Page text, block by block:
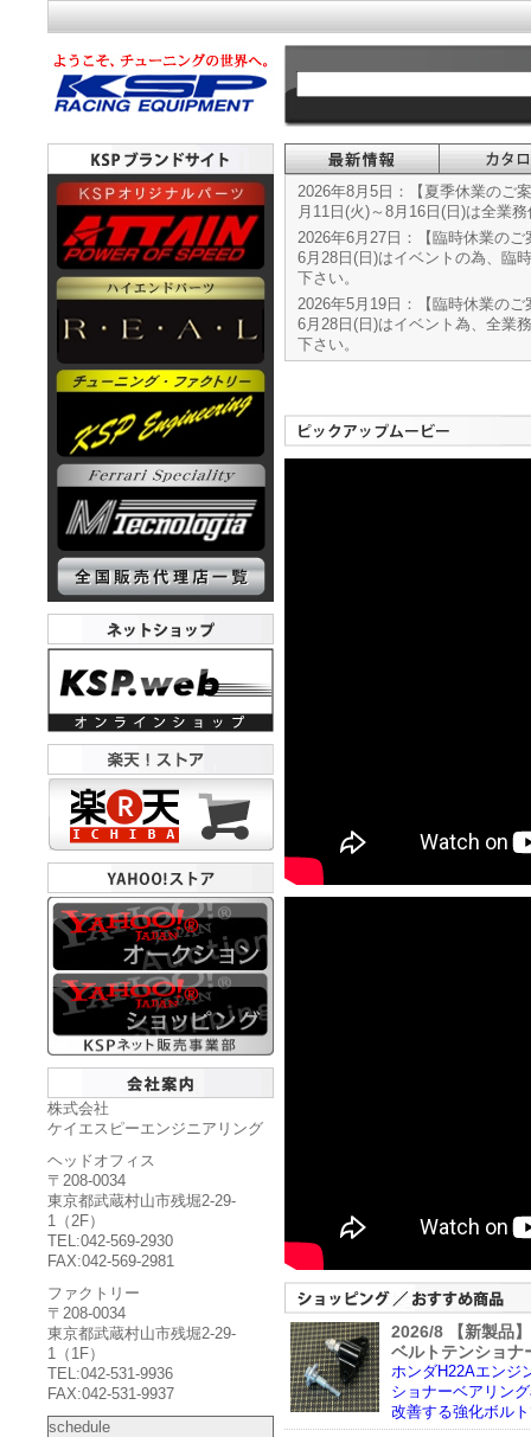
2026年8月5日：【夏季休業のご
月11日(火)～8月16日(日)は全業
2026年6月27日：【臨時休業の
6月28日(日)はイベントの為、臨
下さい。
2026年5月19日：【臨時休業の
6月28日(日)はイベント為、全業
下さい。
2026/8 【新製品
ベルトテンショ
ホンダH22Aエンジ
ショナーベアリン
改善する強化ボル
株式会社
ケイエスピーエンジニアリング
ヘッドオフィス
〒208-0034
東京都武蔵村山市残堀2-29-
1（2F）
TEL:042-569-2930
FAX:042-569-2981
ファクトリー
〒208-0034
東京都武蔵村山市残堀2-29-
1（1F）
TEL:042-531-9936
FAX:042-531-9937
schedule